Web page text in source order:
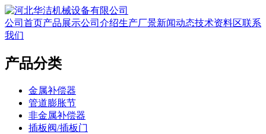
公司首页产品展示公司介绍生产厂景新闻动态技术资料区联系
我们
产品分类
金属补偿器
管道膨胀节
非金属补偿器
插板阀/插板门